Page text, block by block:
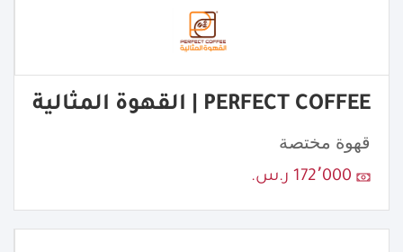
PERFECT COFFEE | القهوة المثالية
قهوة مختصة
172٬000 ر.س.